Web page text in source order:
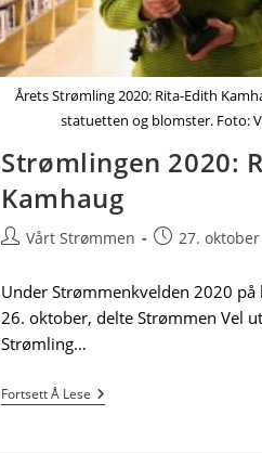
Årets Strømling 2020: Rita-Edith
statuetten og blomster. Foto:
Strømlingen 2020:
Kamhaug
PostVårt Strømmen
Post27.
Under Strømmenkvelden 2020
26. oktober, delte Strømmen Vel
Strømling…
Fortsett Å Lese Strømlingen
2020: